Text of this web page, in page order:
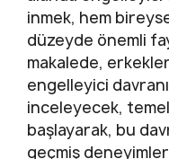
inmek, hem
düzeyde önemli
makalede,
engelleyici
inceleyecek,
başlayarak, bu
geçmiş